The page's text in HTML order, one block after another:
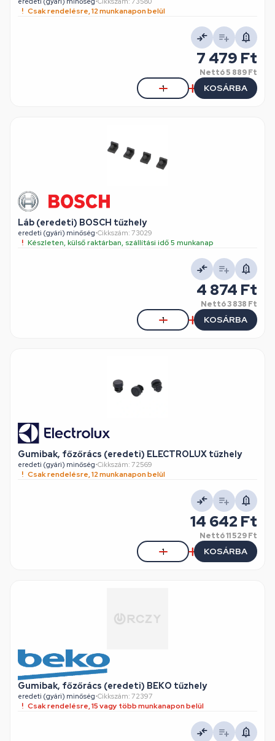
Csak rendelésre, 12 munkanapon belül
7 479 Ft
Nettó5 889 Ft
KOSÁRBA
Láb (eredeti) BOSCH tűzhely
eredeti (gyári) minőség•Cikkszám: 73029
Készleten, külső raktárban, szállítási idő 5 munkanap
4 874 Ft
Nettó3 838 Ft
KOSÁRBA
Gumibak, főzőrács (eredeti) ELECTROLUX tűzhely
eredeti (gyári) minőség•Cikkszám: 72569
Csak rendelésre, 12 munkanapon belül
14 642 Ft
Nettó11 529 Ft
KOSÁRBA
Gumibak, főzőrács (eredeti) BEKO tűzhely
eredeti (gyári) minőség•Cikkszám: 72397
Csak rendelésre, 15 vagy több munkanapon belül